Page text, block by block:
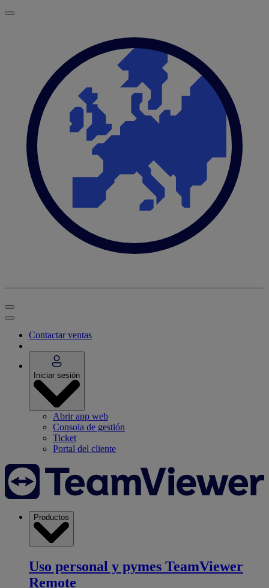
Contactar ventas
Iniciar sesión
Abrir app web
Consola de gestión
Ticket
Portal del cliente
Productos
Uso personal y pymes TeamViewer
Remote